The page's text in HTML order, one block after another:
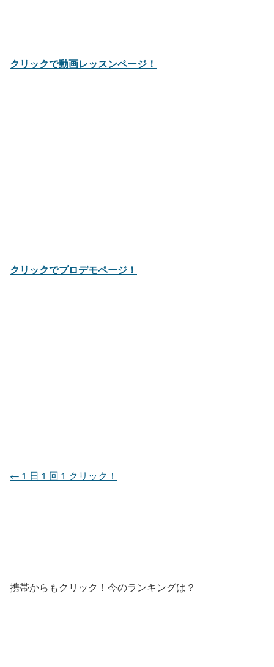
クリックで動画レッスンページ！
クリックでプロデモページ！
←１日１回１クリック！
携帯からもクリック！今のランキングは？